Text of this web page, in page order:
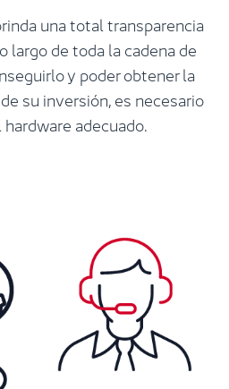
una total transparencia
largo de toda la cadena de
y poder obtener la
su inversión, es necesario
adecuado.